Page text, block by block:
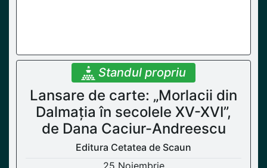
Standul propriu
Lansare de carte: „Morlacii din
Dalmația în secolele XV-XVI”,
de Dana Caciur-Andreescu
Editura Cetatea de Scaun